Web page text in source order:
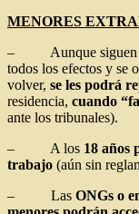
MENORES
– Aunque siguen
todos los efectos y se
volver, se les podrá
residencia, cuando
ante los tribunales).
– A los 18 años
trabajo (aún sin
– Las ONGs o